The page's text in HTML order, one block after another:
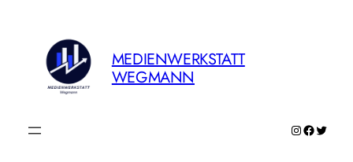
MEDIENWERKSTATT
WEGMANN
Instagram